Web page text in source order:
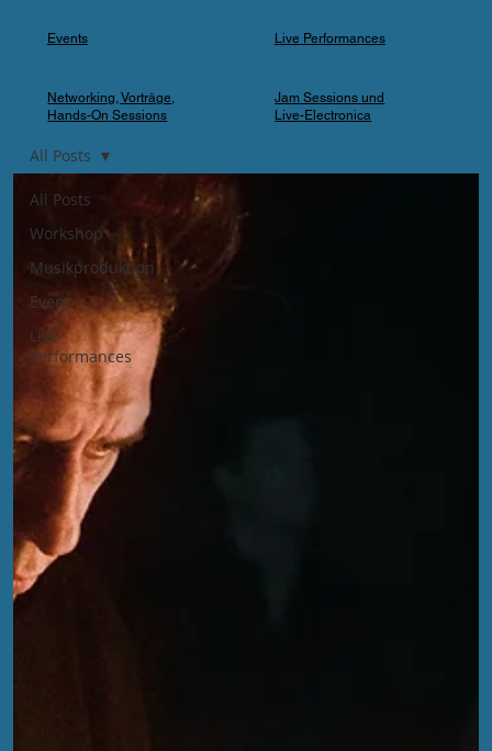
All Posts
Workshop
Musikproduktion
Event
Live
Performances
All Posts
Events
Networking, Vorträge,
Hands-On Sessions
Live Performances
Jam Sessions und
Live-Electronica